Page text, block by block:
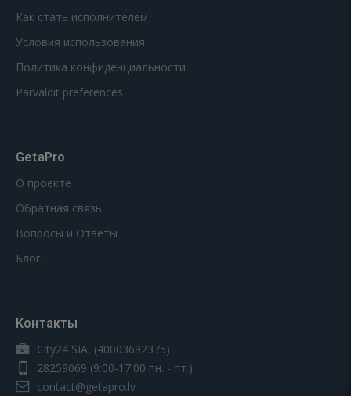
Как стать исполнителем
Условия использования
Политика конфиденциальности
Pārvaldīt preferences
GetaPro
О проекте
Обратная связь
Вопросы и Ответы
Блог
Контакты
City24 SIA, (40003692375)
28259069 (9:00-17:00 пн. - пт.)
contact@getapro.lv